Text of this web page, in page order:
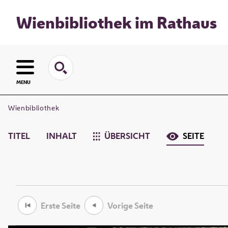
Wienbibliothek im Rathaus
MENU
Wienbibliothek
TITEL INHALT ÜBERSICHT SEITE
Erste Seite Vorige Seite